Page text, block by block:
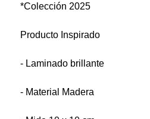
*Colección 2025
Producto Inspirado
- Laminado brillante
- Material Madera